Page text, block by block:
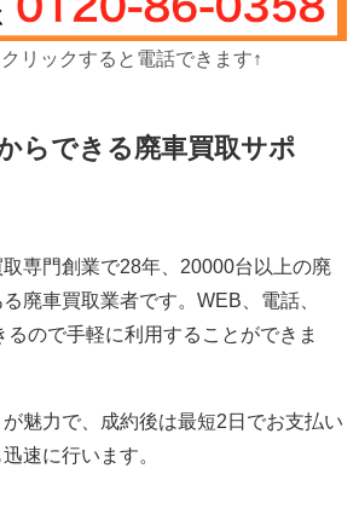
リックすると電話できます↑
らできる廃車買取サポ
専門創業で28年、20000台以上の廃
廃車買取業者です。WEB、電話、
るので手軽に利用することができま
魅力で、成約後は最短2日でお支払い
速に行います。